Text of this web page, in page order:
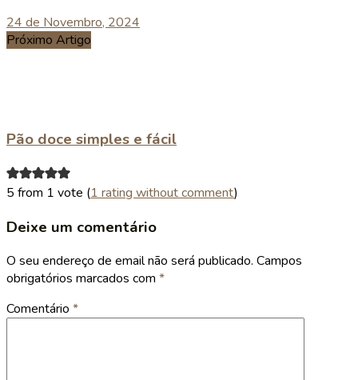
24 de Novembro, 2024
Próximo Artigo
Pão doce simples e fácil
5 from 1 vote (1 rating without comment)
Deixe um comentário
O seu endereço de email não será publicado. Campos
obrigatórios marcados com *
Comentário *